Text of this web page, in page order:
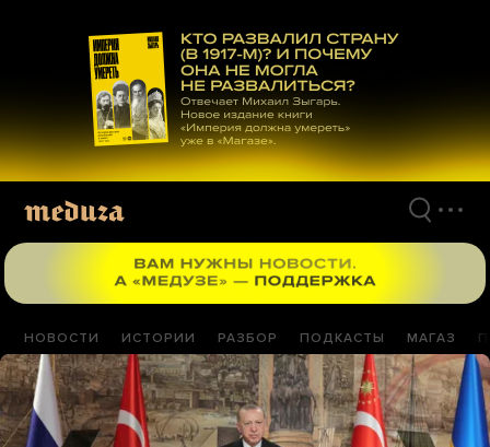
материалам
НОВОСТИ ИСТОРИИ РАЗБОР ПОДКАСТЫ МАГАЗ